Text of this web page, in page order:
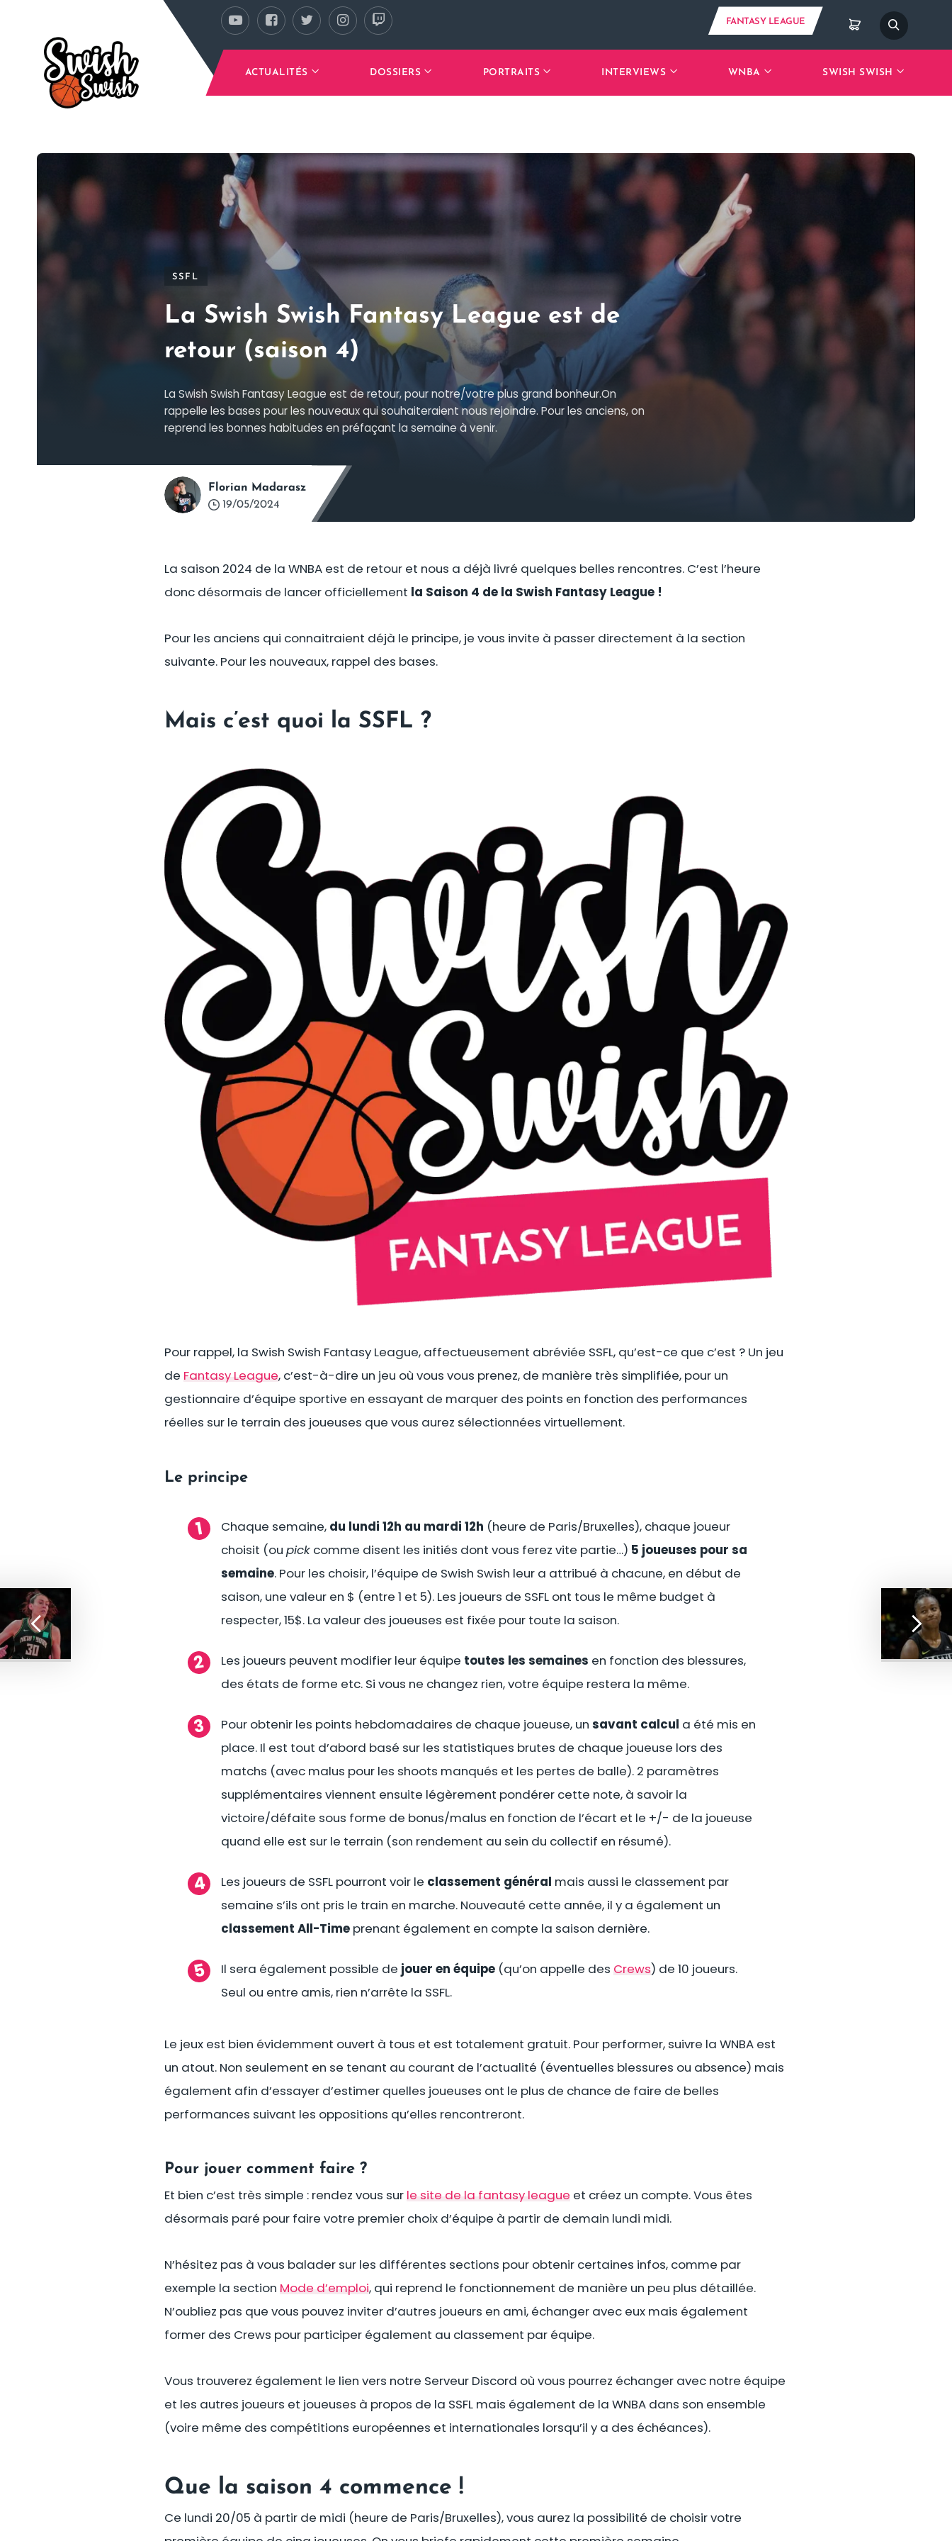
Se rendre au contenu principal
FANTASY LEAGUE
ACTUALITÉS DOSSIERS PORTRAITS INTERVIEWS WNBA SWISH SWISH
SSFL
La Swish Swish Fantasy League est de
retour (saison 4)
La Swish Swish Fantasy League est de retour, pour notre/votre plus grand bonheur.On
rappelle les bases pour les nouveaux qui souhaiteraient nous rejoindre. Pour les anciens, on
reprend les bonnes habitudes en préfaçant la semaine à venir.
19/05/2024
Florian Madarasz
La saison 2024 de la WNBA est de retour et nous a déjà livré quelques belles rencontres. C’est l’heure
donc désormais de lancer officiellement la Saison 4 de la Swish Fantasy League !
Pour les anciens qui connaitraient déjà le principe, je vous invite à passer directement à la section
suivante. Pour les nouveaux, rappel des bases.
Mais c’est quoi la SSFL ?
Pour rappel, la Swish Swish Fantasy League, affectueusement abréviée SSFL, qu’est-ce que c’est ? Un jeu
de Fantasy League, c’est-à-dire un jeu où vous vous prenez, de manière très simplifiée, pour un
gestionnaire d’équipe sportive en essayant de marquer des points en fonction des performances
réelles sur le terrain des joueuses que vous aurez sélectionnées virtuellement.
Le principe
Chaque semaine, du lundi 12h au mardi 12h (heure de Paris/Bruxelles), chaque joueur
choisit (ou pick comme disent les initiés dont vous ferez vite partie…) 5 joueuses pour sa
semaine. Pour les choisir, l’équipe de Swish Swish leur a attribué à chacune, en début de
saison, une valeur en $ (entre 1 et 5). Les joueurs de SSFL ont tous le même budget à
respecter, 15$. La valeur des joueuses est fixée pour toute la saison.
Les joueurs peuvent modifier leur équipe toutes les semaines en fonction des blessures,
des états de forme etc. Si vous ne changez rien, votre équipe restera la même.
Pour obtenir les points hebdomadaires de chaque joueuse, un savant calcul a été mis en
place. Il est tout d’abord basé sur les statistiques brutes de chaque joueuse lors des
matchs (avec malus pour les shoots manqués et les pertes de balle). 2 paramètres
supplémentaires viennent ensuite légèrement pondérer cette note, à savoir la
victoire/défaite sous forme de bonus/malus en fonction de l’écart et le +/- de la joueuse
quand elle est sur le terrain (son rendement au sein du collectif en résumé).
Les joueurs de SSFL pourront voir le classement général mais aussi le classement par
semaine s’ils ont pris le train en marche. Nouveauté cette année, il y a également un
classement All-Time prenant également en compte la saison dernière.
Il sera également possible de jouer en équipe (qu’on appelle des Crews) de 10 joueurs.
Seul ou entre amis, rien n’arrête la SSFL.
Le jeux est bien évidemment ouvert à tous et est totalement gratuit. Pour performer, suivre la WNBA est
un atout. Non seulement en se tenant au courant de l’actualité (éventuelles blessures ou absence) mais
également afin d’essayer d’estimer quelles joueuses ont le plus de chance de faire de belles
performances suivant les oppositions qu’elles rencontreront.
Pour jouer comment faire ?
Et bien c’est très simple : rendez vous sur le site de la fantasy league et créez un compte. Vous êtes
désormais paré pour faire votre premier choix d’équipe à partir de demain lundi midi.
N’hésitez pas à vous balader sur les différentes sections pour obtenir certaines infos, comme par
exemple la section Mode d’emploi, qui reprend le fonctionnement de manière un peu plus détaillée.
N’oubliez pas que vous pouvez inviter d’autres joueurs en ami, échanger avec eux mais également
former des Crews pour participer également au classement par équipe.
Vous trouverez également le lien vers notre Serveur Discord où vous pourrez échanger avec notre équipe
et les autres joueurs et joueuses à propos de la SSFL mais également de la WNBA dans son ensemble
(voire même des compétitions européennes et internationales lorsqu’il y a des échéances).
Que la saison 4 commence !
Ce lundi 20/05 à partir de midi (heure de Paris/Bruxelles), vous aurez la possibilité de choisir votre